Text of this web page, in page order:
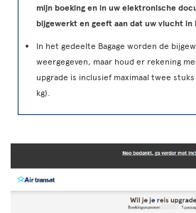
mijn boeking en in uw elektronische
bijgewerkt en geeft aan dat uw vlucht in
In het gedeelte Bagage worden de
weergegeven, maar houd er rekening
upgrade is inclusief maximaal twee
kg).